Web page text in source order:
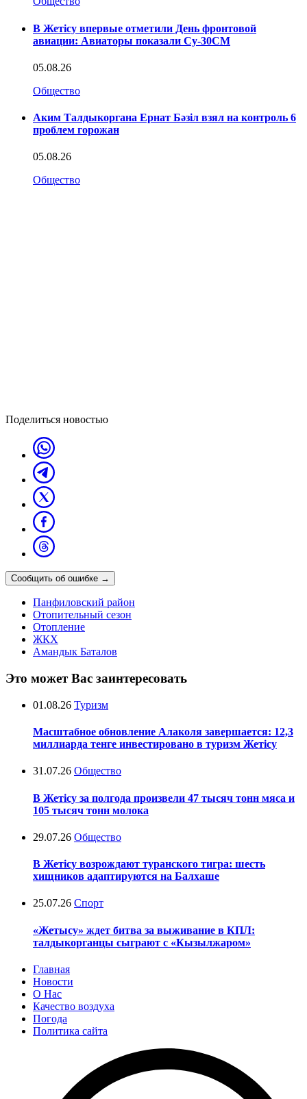
В Жетісу впервые отметили День фронтовой
авиации: Авиаторы показали Су-30СМ
05.08.26
Общество
Аким Талдыкоргана Ернат Бәзіл взял на контроль 6
проблем горожан
05.08.26
Общество
Поделиться новостью
Сообщить об ошибке →
Панфиловский район
Отопительный сезон
Отопление
ЖКХ
Амандык Баталов
Это может Вас заинтересовать
01.08.26 Туризм
Масштабное обновление Алаколя завершается: 12,3
миллиарда тенге инвестировано в туризм Жетісу
31.07.26 Общество
В Жетісу за полгода произвели 47 тысяч тонн мяса и
105 тысяч тонн молока
29.07.26 Общество
В Жетісу возрождают туранского тигра: шесть
хищников адаптируются на Балхаше
25.07.26 Спорт
«Жетысу» ждет битва за выживание в КПЛ:
талдыкорганцы сыграют с «Кызылжаром»
Главная
Новости
О Нас
Качество воздуха
Погода
Политика сайта